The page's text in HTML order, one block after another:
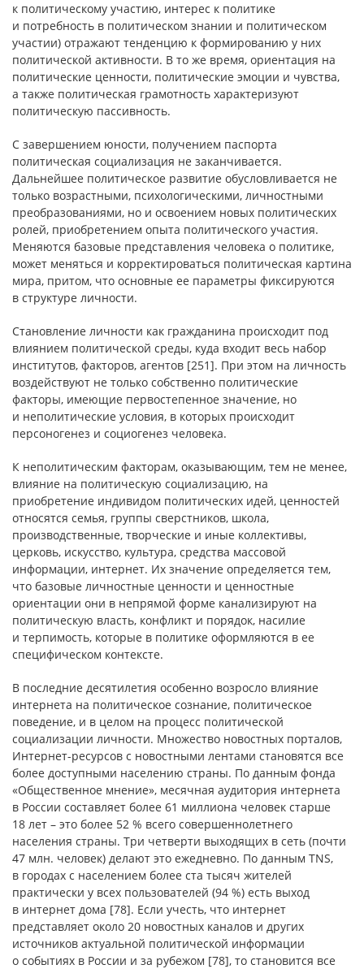
к политическому участию, интерес к политике
и потребность в политическом знании и политическом
участии) отражают тенденцию к формированию у них
политической активности. В то же время, ориентация на
политические ценности, политические эмоции и чувства,
а также политическая грамотность характеризуют
политическую пассивность.
С завершением юности, получением паспорта
политическая социализация не заканчивается.
Дальнейшее политическое развитие обусловливается не
только возрастными, психологическими, личностными
преобразованиями, но и освоением новых политических
ролей, приобретением опыта политического участия.
Меняются базовые представления человека о политике,
может меняться и корректироваться политическая картина
мира, притом, что основные ее параметры фиксируются
в структуре личности.
Становление личности как гражданина происходит под
влиянием политической среды, куда входит весь набор
институтов, факторов, агентов [251]. При этом на личность
воздействуют не только собственно политические
факторы, имеющие первостепенное значение, но
и неполитические условия, в которых происходит
персоногенез и социогенез человека.
К неполитическим факторам, оказывающим, тем не менее,
влияние на политическую социализацию, на
приобретение индивидом политических идей, ценностей
относятся семья, группы сверстников, школа,
производственные, творческие и иные коллективы,
церковь, искусство, культура, средства массовой
информации, интернет. Их значение определяется тем,
что базовые личностные ценности и ценностные
ориентации они в непрямой форме канализируют на
политическую власть, конфликт и порядок, насилие
и терпимость, которые в политике оформляются в ее
специфическом контексте.
В последние десятилетия особенно возросло влияние
интернета на политическое сознание, политическое
поведение, и в целом на процесс политической
социализации личности. Множество новостных порталов,
Интернет-ресурсов с новостными лентами становятся все
более доступными населению страны. По данным фонда
«Общественное мнение», месячная аудитория интернета
в России составляет более 61 миллиона человек старше
18 лет – это более 52 % всего совершеннолетнего
населения страны. Три четверти выходящих в сеть (почти
47 млн. человек) делают это ежедневно. По данным TNS,
в городах с населением более ста тысяч жителей
практически у всех пользователей (94 %) есть выход
в интернет дома [78]. Если учесть, что интернет
представляет около 20 новостных каналов и других
источников актуальной политической информации
о событиях в России и за рубежом [78], то становится все